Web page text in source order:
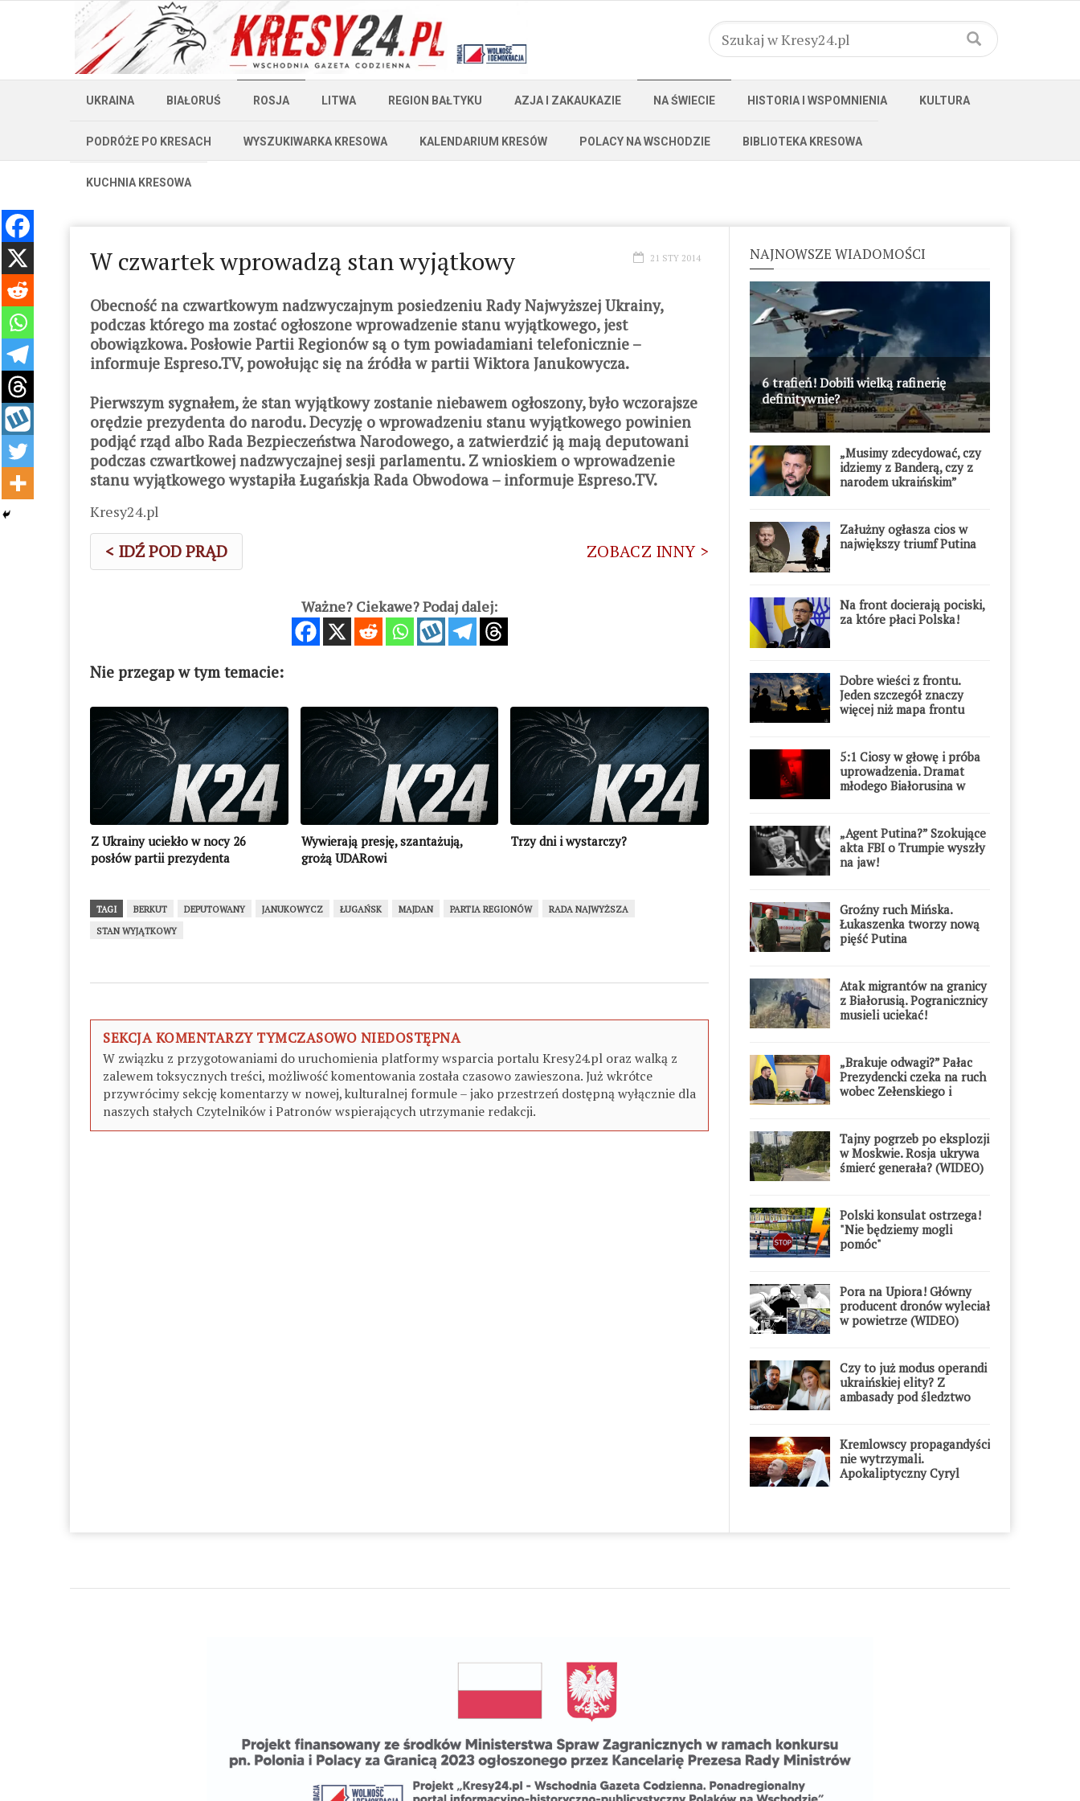
UKRAINA BIAŁORUŚ ROSJA LITWA REGION BAŁTYKU AZJA I ZAKAUKAZIE NA ŚWIECIE HISTORIA I WSPOMNIENIA KULTURA
PODRÓŻE PO KRESACH WYSZUKIWARKA KRESOWA KALENDARIUM KRESÓW POLACY NA WSCHODZIE BIBLIOTEKA KRESOWA
KUCHNIA KRESOWA
W czwartek wprowadzą stan wyjątkowy 21 STY 2014
Obecność na czwartkowym nadzwyczajnym posiedzeniu Rady Najwyższej Ukrainy,
podczas którego ma zostać ogłoszone wprowadzenie stanu wyjątkowego, jest
obowiązkowa. Posłowie Partii Regionów są o tym powiadamiani telefonicznie –
informuje Espreso.TV, powołując się na źródła w partii Wiktora Janukowycza.
Pierwszym sygnałem, że stan wyjątkowy zostanie niebawem ogłoszony, było wczorajsze
orędzie prezydenta do narodu. Decyzję o wprowadzeniu stanu wyjątkowego powinien
podjąć rząd albo Rada Bezpieczeństwa Narodowego, a zatwierdzić ją mają deputowani
podczas czwartkowej nadzwyczajnej sesji parlamentu. Z wnioskiem o wprowadzenie
stanu wyjątkowego wystapiła Ługańskja Rada Obwodowa – informuje Espreso.TV.
Kresy24.pl
< IDŹ POD PRĄD ZOBACZ INNY >
Ważne? Ciekawe? Podaj dalej:
Nie przegap w tym temacie:
Z Ukrainy uciekło w nocy 26
posłów partii prezydenta
Wywierają presję, szantażują,
grożą UDARowi
Trzy dni i wystarczy?
TAGI BERKUT DEPUTOWANY JANUKOWYCZ ŁUGAŃSK MAJDAN PARTIA REGIONÓW
RADA NAJWYŻSZA
STAN WYJĄTKOWY
SEKCJA KOMENTARZY TYMCZASOWO NIEDOSTĘPNA
W związku z przygotowaniami do uruchomienia platformy wsparcia portalu Kresy24.pl oraz walką z
zalewem toksycznych treści, możliwość komentowania została czasowo zawieszona. Już wkrótce
przywrócimy sekcję komentarzy w nowej, kulturalnej formule – jako przestrzeń dostępną wyłącznie dla
naszych stałych Czytelników i Patronów wspierających utrzymanie redakcji.
NAJNOWSZE WIADOMOŚCI
6 trafień! Dobili wielką rafinerię
definitywnie?
„Musimy zdecydować, czy
idziemy z Banderą, czy z
narodem ukraińskim”
Załużny ogłasza cios w
największy triumf Putina
Na front docierają pociski,
za które płaci Polska!
Dobre wieści z frontu.
Jeden szczegół znaczy
więcej niż mapa frontu
5:1 Ciosy w głowę i próba
uprowadzenia. Dramat
młodego Białorusina w
„Agent Putina?” Szokujące
akta FBI o Trumpie wyszły
na jaw!
Groźny ruch Mińska.
Łukaszenka tworzy nową
pięść Putina
Atak migrantów na granicy
z Białorusią. Pogranicznicy
musieli uciekać!
„Brakuje odwagi?” Pałac
Prezydencki czeka na ruch
wobec Zełenskiego i
Tajny pogrzeb po eksplozji
w Moskwie. Rosja ukrywa
śmierć generała? (WIDEO)
Polski konsulat ostrzega!
"Nie będziemy mogli
pomóc"
Pora na Upiora! Główny
producent dronów wyleciał
w powietrze (WIDEO)
Czy to już modus operandi
ukraińskiej elity? Z
ambasady pod śledztwo
Kremlowscy propagandyści
nie wytrzymali.
Apokaliptyczny Cyryl